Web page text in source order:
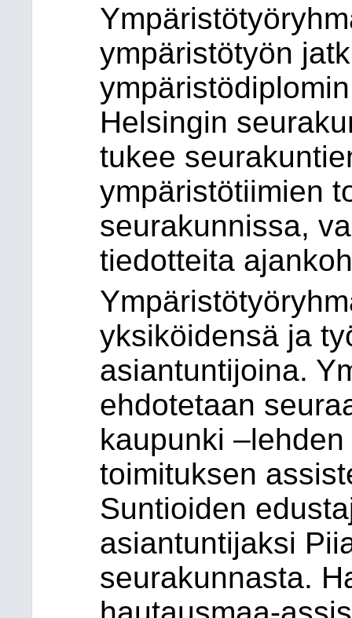
ympäristötyön
Helsingin
tukee
ympäristötiimien
seurakunnissa,
tiedotteita
yksiköidensä ja
asiantuntijoina.
ehdotetaan
kaupunki
toimituksen
Suntioiden
asiantuntijaksi
seurakunnasta.